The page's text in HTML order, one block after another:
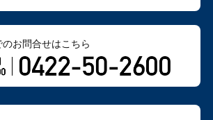
のお問合せはこちら